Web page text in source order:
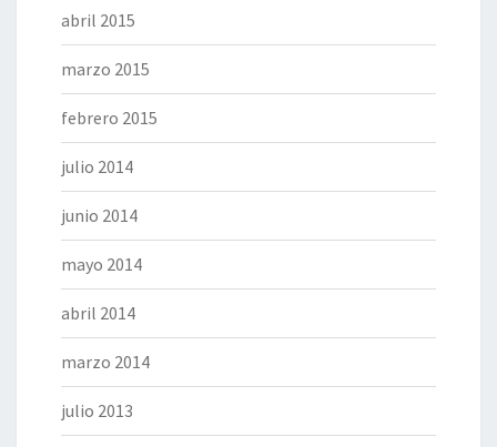
abril 2015
marzo 2015
febrero 2015
julio 2014
junio 2014
mayo 2014
abril 2014
marzo 2014
julio 2013